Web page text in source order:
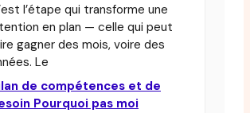
l’étape qui transforme une
en plan — celle qui peut
gagner des mois, voire des
Le
de compétences et de
Pourquoi pas moi